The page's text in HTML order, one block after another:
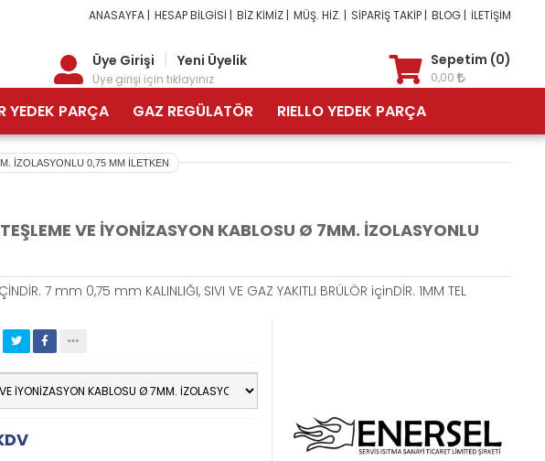
ANASAYFA | HESAP BİLGİSİ | BİZ KİMİZ | MÜŞ. HİZ. | SİPARİŞ TAKİP | BLOG | İLETİŞİM
Üye Girişi Yeni Üyelik
Üye girişi için tıklayınız
Sepetim (0)
0,00
YEDEK PARÇA GAZ REGÜLATÖR RIELLO YEDEK PARÇA
İZOLASYONLU 0,75 MM İLETKEN
VE İYONİZASYON KABLOSU Ø 7MM. İZOLASYONLU
7 mm 0,75 mm KALINLIĞI, SIVI VE GAZ YAKITLI BRÜLÖR içinDİR. 1MM TEL